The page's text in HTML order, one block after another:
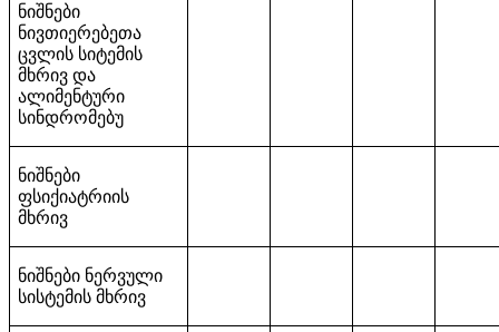
ნიშნები
ნივთიერებეთა
ცვლის სიტემის
მხრივ და
ალიმენტური
სინდრომებუ
ნიშნები
ფსიქიატრიის
მხრივ
ნიშნები ნერვული
სისტემის მხრივ